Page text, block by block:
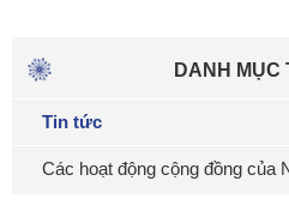
DANH MỤC
Tin tức
Các hoạt động cộng đồng của